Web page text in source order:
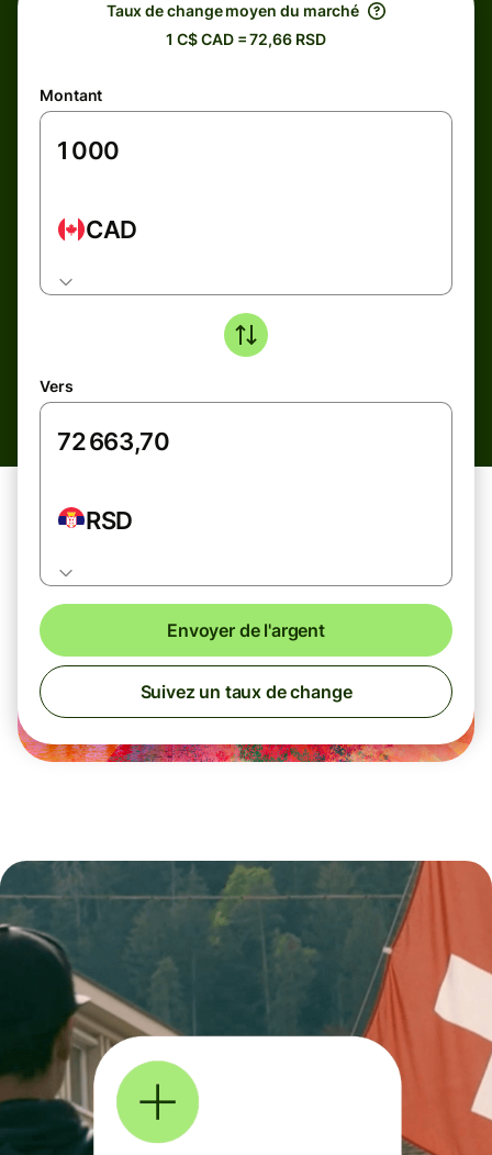
Taux de change moyen du marché
1 C$ CAD = 72,66 RSD
Montant
CAD
Vers
RSD
Envoyer de l'argent
Suivez un taux de change